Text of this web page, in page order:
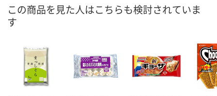
カ
この商品を見た人はこちらも検討されていま
す